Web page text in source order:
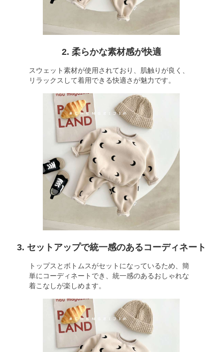
2. 柔らかな素材感が快適
スウェット素材が使用されており、肌触りが良く、
リラックスして着用できる快適さが魅力です。
3. セットアップで統一感のあるコーディネート
トップスとボトムスがセットになっているため、簡
単にコーディネートでき、統一感のあるおしゃれな
着こなしが楽しめます。